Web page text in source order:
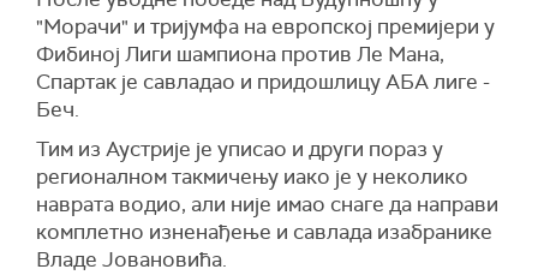
"Морачи" и тријумфа на европској премијери у
Фибиној Лиги шампиона против Ле Мана,
Спартак је савладао и придошлицу АБА лиге -
Беч.
Тим из Аустрије је уписао и други пораз у
регионалном такмичењу иако је у неколико
наврата водио, али није имао снаге да направи
комплетно изненађење и савлада изабранике
Владе Јовановића.